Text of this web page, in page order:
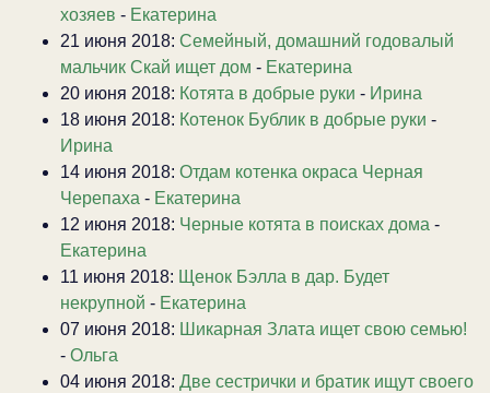
хозяев - Екатерина
21 июня 2018: Семейный, домашний годовалый
мальчик Скай ищет дом - Екатерина
20 июня 2018: Котята в добрые руки - Ирина
18 июня 2018: Котенок Бублик в добрые руки -
Ирина
14 июня 2018: Отдам котенка окраса Черная
Черепаха - Екатерина
12 июня 2018: Черные котята в поисках дома -
Екатерина
11 июня 2018: Щенок Бэлла в дар. Будет
некрупной - Екатерина
07 июня 2018: Шикарная Злата ищет свою семью!
- Ольга
04 июня 2018: Две сестрички и братик ищут своего